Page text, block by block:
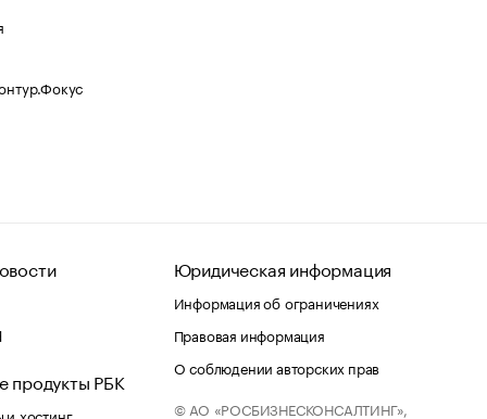
продукты РБК
хостинг
Юридическая информация
Информация об ограничениях
Правовая информация
О соблюдении авторских прав
© АО «РОСБИЗНЕСКОНСАЛТИНГ»,